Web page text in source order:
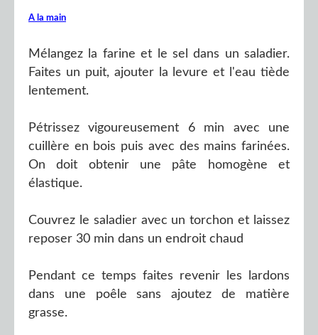
A la main
Mélangez la farine et le sel dans un saladier.
Faites un puit, ajouter la levure et l'eau tiède
lentement.
Pétrissez vigoureusement 6 min avec une
cuillère en bois puis avec des mains farinées.
On doit obtenir une pâte homogène et
élastique.
Couvrez le saladier avec un torchon et laissez
reposer 30 min dans un endroit chaud
Pendant ce temps faites revenir les lardons
dans une poêle sans ajoutez de matière
grasse.